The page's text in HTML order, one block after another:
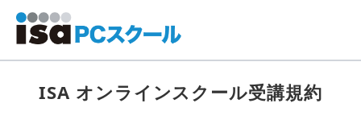
ISA オンラインスクール受講規約